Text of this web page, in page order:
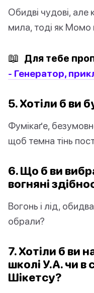
Обидві чудові,
мила, тоді як Момо
📖 Для тебе
- Генератор,
5. Хотіли б ви
Фумікаґе,
щоб темна тінь
6. Що б ви
вогняні
Вогонь і лід,
обрали?
7. Хотіли б ви
школі У.А. чи в
Шікетсу?